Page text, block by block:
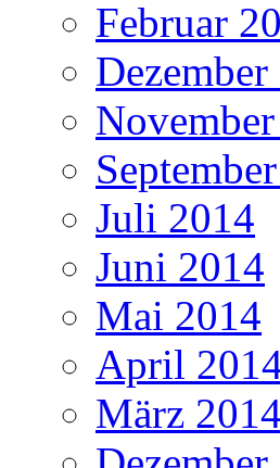
Februar
Juli 2014
Juni 2014
Mai 2014
April
März 2014